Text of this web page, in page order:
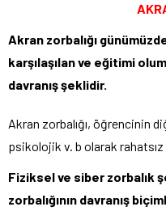
AKRAN
Akran zorbalığı
karşılaşılan ve eğitimi
davranış şeklidir.
Akran zorbalığı, öğrencinin
psikolojik v. b olarak
Fiziksel ve siber zorbalık
zorbalığının davranış